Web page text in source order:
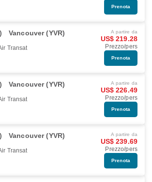
Prenota
Vancouver (YVR)
Transat
A partire da
US$ 219.28
Prezzo/pers
Prenota
Vancouver (YVR)
Transat
A partire da
US$ 226.49
Prezzo/pers
Prenota
Vancouver (YVR)
Transat
A partire da
US$ 239.69
Prezzo/pers
Prenota